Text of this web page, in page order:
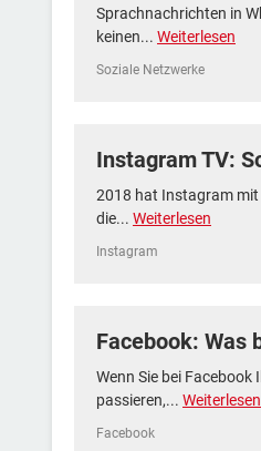
Sprachnachrichten in
keinen... Weiterlesen
Soziale Netzwerke
Instagram TV:
2018 hat Instagram mit
die... Weiterlesen
Instagram
Facebook: Was
Wenn Sie bei
passieren,... Weiterlesen
Facebook